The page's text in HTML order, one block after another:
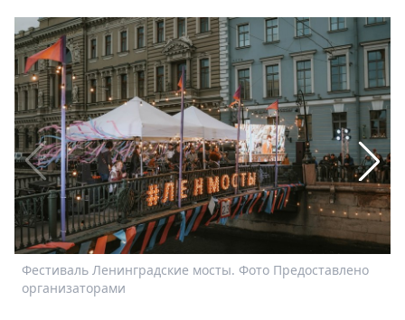
Книги
Выставки
Пресс-
релизы
О
Metro
Стримы
Спецпроекты
Звезды
Выборы
2026
Скачай
Metro
Фестиваль Ленинградские мосты. Фото Предоставлено
организаторами